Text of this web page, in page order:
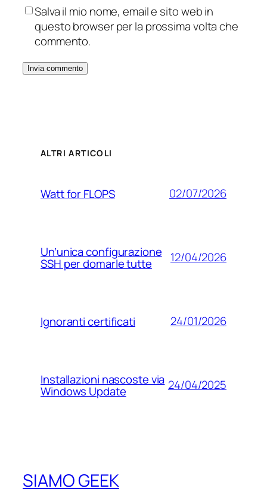
Salva il mio nome, email e sito web in
questo browser per la prossima volta che
commento.
ALTRI ARTICOLI
Watt for FLOPS 02/07/2026
Un’unica configurazione
SSH per domarle tutte 12/04/2026
Ignoranti certificati 24/01/2026
Installazioni nascoste via
Windows Update 24/04/2025
SIAMO GEEK